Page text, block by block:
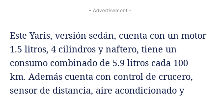
- Advertisement -
Este Yaris, versión sedán, cuenta con un motor
1.5 litros, 4 cilindros y naftero, tiene un
consumo combinado de 5.9 litros cada 100
km. Además cuenta con control de crucero,
sensor de distancia, aire acondicionado y